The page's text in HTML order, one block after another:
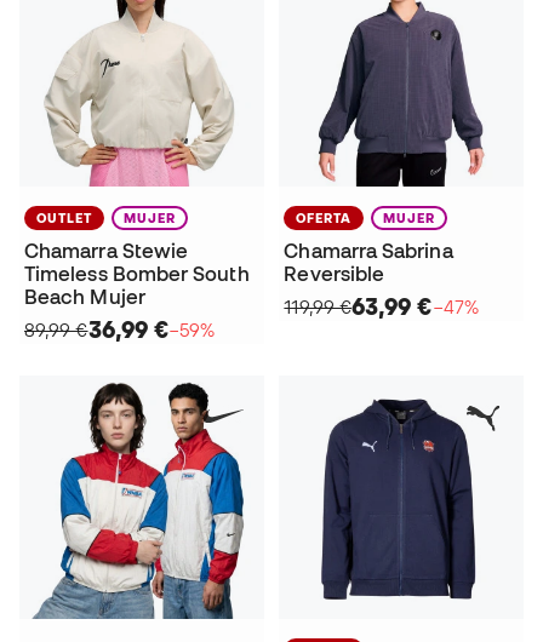
OUTLET MUJER
Chamarra Stewie
Timeless Bomber South
Beach Mujer
89,99 €36,99 €−59%
OFERTA MUJER
Chamarra Sabrina
Reversible
119,99 €63,99 €−47%